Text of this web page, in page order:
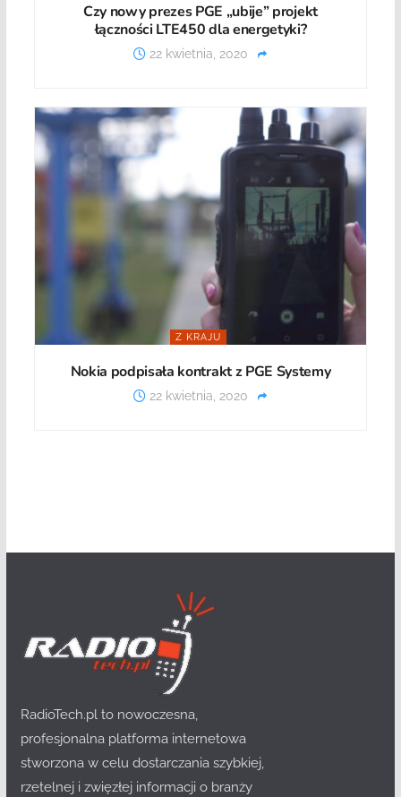
Czy nowy prezes PGE „ubije” projekt
łączności LTE450 dla energetyki?
22 kwietnia, 2020
Z KRAJU
Nokia podpisała kontrakt z PGE Systemy
22 kwietnia, 2020
RadioTech.pl to nowoczesna,
profesjonalna platforma internetowa
stworzona w celu dostarczania szybkiej,
rzetelnej i zwięzłej informacji o branży